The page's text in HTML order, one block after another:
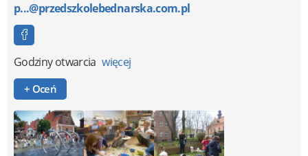
p...@przedszkolebednarska.com.pl
Godziny otwarcia więcej
+ Oceń